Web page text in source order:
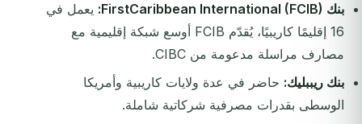
بنك FirstCaribbean International (FCIB):
يعمل في
16 إقليمًا كاريبيًا، يُقدّم FCIB أوسع شبكة إقليمية مع
مصارف مراسلة مدعومة من CIBC.
بنك ريببليك: حاضر في عدة ولايات كاريبية وأمريكا
الوسطى بقدرات مصرفية شركاتية شاملة.